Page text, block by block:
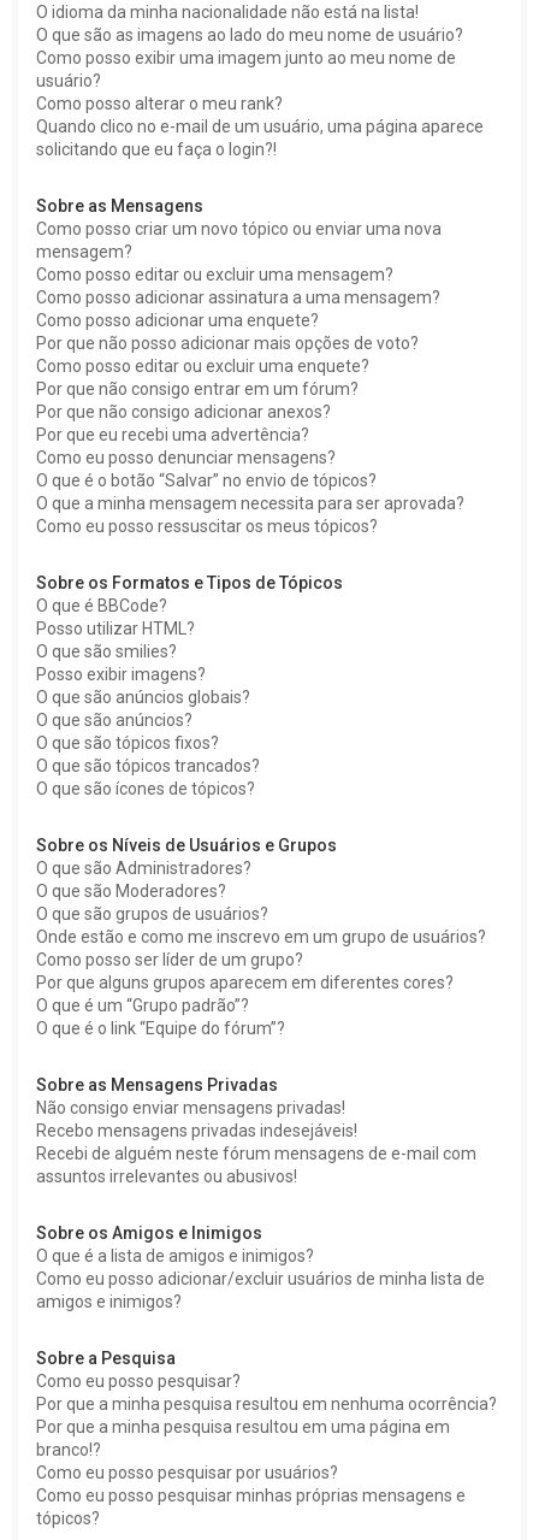
O idioma da minha nacionalidade não está na lista!
O que são as imagens ao lado do meu nome de usuário?
Como posso exibir uma imagem junto ao meu nome de
usuário?
Como posso alterar o meu rank?
Quando clico no e-mail de um usuário, uma página aparece
solicitando que eu faça o login?!
Sobre as Mensagens
Como posso criar um novo tópico ou enviar uma nova
mensagem?
Como posso editar ou excluir uma mensagem?
Como posso adicionar assinatura a uma mensagem?
Como posso adicionar uma enquete?
Por que não posso adicionar mais opções de voto?
Como posso editar ou excluir uma enquete?
Por que não consigo entrar em um fórum?
Por que não consigo adicionar anexos?
Por que eu recebi uma advertência?
Como eu posso denunciar mensagens?
O que é o botão “Salvar” no envio de tópicos?
O que a minha mensagem necessita para ser aprovada?
Como eu posso ressuscitar os meus tópicos?
Sobre os Formatos e Tipos de Tópicos
O que é BBCode?
Posso utilizar HTML?
O que são smilies?
Posso exibir imagens?
O que são anúncios globais?
O que são anúncios?
O que são tópicos fixos?
O que são tópicos trancados?
O que são ícones de tópicos?
Sobre os Níveis de Usuários e Grupos
O que são Administradores?
O que são Moderadores?
O que são grupos de usuários?
Onde estão e como me inscrevo em um grupo de usuários?
Como posso ser líder de um grupo?
Por que alguns grupos aparecem em diferentes cores?
O que é um “Grupo padrão”?
O que é o link “Equipe do fórum”?
Sobre as Mensagens Privadas
Não consigo enviar mensagens privadas!
Recebo mensagens privadas indesejáveis!
Recebi de alguém neste fórum mensagens de e-mail com
assuntos irrelevantes ou abusivos!
Sobre os Amigos e Inimigos
O que é a lista de amigos e inimigos?
Como eu posso adicionar/excluir usuários de minha lista de
amigos e inimigos?
Sobre a Pesquisa
Como eu posso pesquisar?
Por que a minha pesquisa resultou em nenhuma ocorrência?
Por que a minha pesquisa resultou em uma página em
branco!?
Como eu posso pesquisar por usuários?
Como eu posso pesquisar minhas próprias mensagens e
tópicos?